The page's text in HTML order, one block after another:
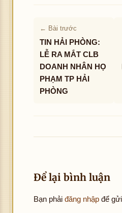
← Bài trước
TIN HẢI PHÒNG:
LỄ RA MẮT CLB
DOANH NHÂN HỌ
PHẠM TP HẢI
PHÒNG
Để lại bình luận
Bạn phải đăng nhập để